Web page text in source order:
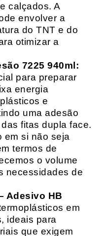
calçados. A
envolver a
do TNT e do
otimizar a
7225 940ml:
para preparar
energia
e
uma adesão
fitas dupla face.
em si não seja
termos de
o volume
necessidades de
Adesivo HB
em
ideais para
que exigem